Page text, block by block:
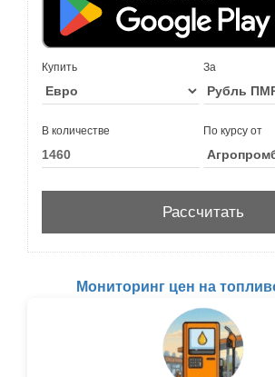
Купить За
В количестве По курсу от
Мониторинг цен на